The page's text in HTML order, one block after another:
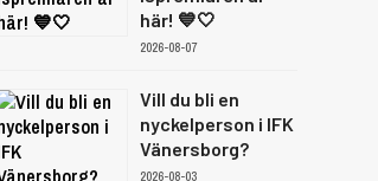
här! 💙🤍
2026-08-07
Vill du bli en
nyckelperson i IFK
Vänersborg?
2026-08-03